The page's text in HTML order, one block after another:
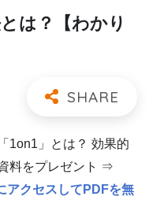
は？【わかり
1on1」とは？ 効果的
料をプレゼント ⇒
アクセスしてPDFを無